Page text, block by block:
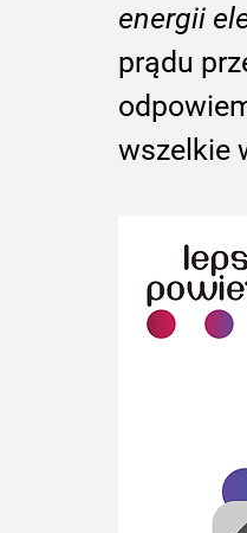
energii
prądu
wszelkie